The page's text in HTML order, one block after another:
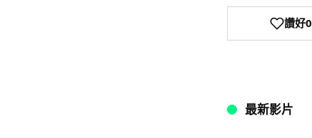
讚好0
最新影片